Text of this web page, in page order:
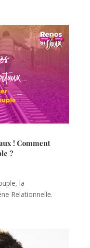
! Comment
?
la
Relationnelle.